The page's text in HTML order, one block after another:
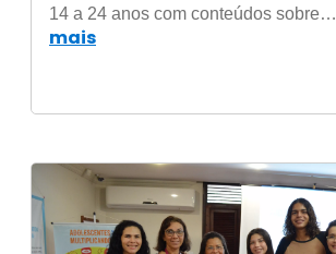
14 a 24 anos com conteúdos sobre…
mais